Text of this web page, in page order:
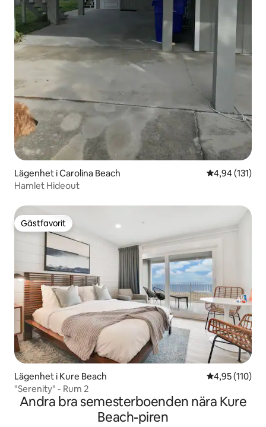
Lägenhet i Carolina Beach 4,94 av 5 i
4,94 (131)
Hamlet Hideout
Gästfavorit
Gästfavorit
Lägenhet i Kure Beach 4,95 av 5 i
4,95 (110)
"Serenity" - Rum 2
Andra bra semesterboenden nära Kure
Beach-piren